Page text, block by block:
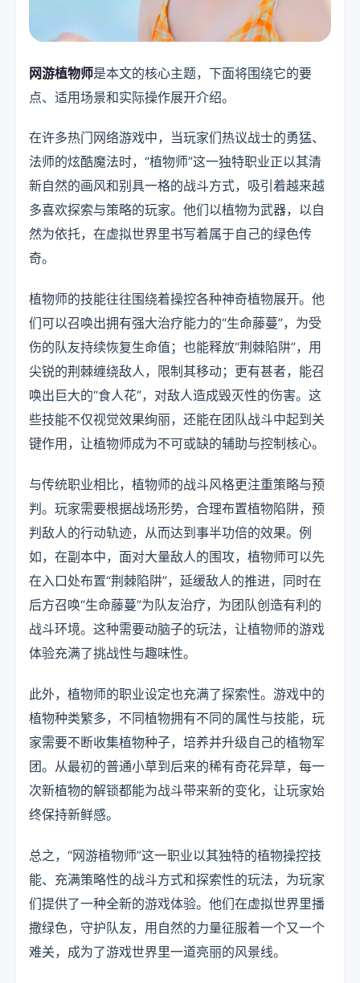
网游植物师是本文的核心主题，下面将围绕它的要
点、适用场景和实际操作展开介绍。
在许多热门网络游戏中，当玩家们热议战士的勇猛、
法师的炫酷魔法时，“植物师”这一独特职业正以其清
新自然的画风和别具一格的战斗方式，吸引着越来越
多喜欢探索与策略的玩家。他们以植物为武器，以自
然为依托，在虚拟世界里书写着属于自己的绿色传
奇。
植物师的技能往往围绕着操控各种神奇植物展开。他
们可以召唤出拥有强大治疗能力的“生命藤蔓”，为受
伤的队友持续恢复生命值；也能释放“荆棘陷阱”，用
尖锐的荆棘缠绕敌人，限制其移动；更有甚者，能召
唤出巨大的“食人花”，对敌人造成毁灭性的伤害。这
些技能不仅视觉效果绚丽，还能在团队战斗中起到关
键作用，让植物师成为不可或缺的辅助与控制核心。
与传统职业相比，植物师的战斗风格更注重策略与预
判。玩家需要根据战场形势，合理布置植物陷阱，预
判敌人的行动轨迹，从而达到事半功倍的效果。例
如，在副本中，面对大量敌人的围攻，植物师可以先
在入口处布置“荆棘陷阱”，延缓敌人的推进，同时在
后方召唤“生命藤蔓”为队友治疗，为团队创造有利的
战斗环境。这种需要动脑子的玩法，让植物师的游戏
体验充满了挑战性与趣味性。
此外，植物师的职业设定也充满了探索性。游戏中的
植物种类繁多，不同植物拥有不同的属性与技能，玩
家需要不断收集植物种子，培养并升级自己的植物军
团。从最初的普通小草到后来的稀有奇花异草，每一
次新植物的解锁都能为战斗带来新的变化，让玩家始
终保持新鲜感。
总之，“网游植物师”这一职业以其独特的植物操控技
能、充满策略性的战斗方式和探索性的玩法，为玩家
们提供了一种全新的游戏体验。他们在虚拟世界里播
撒绿色，守护队友，用自然的力量征服着一个又一个
难关，成为了游戏世界里一道亮丽的风景线。